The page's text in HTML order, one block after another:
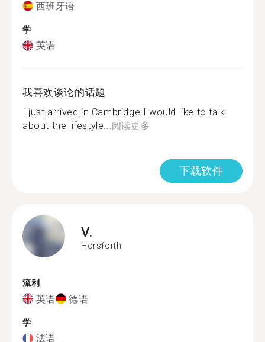
西班牙语
学
英语
我喜欢谈论的话题
I just arrived in Cambridge I would like to talk
about the lifestyle...阅读更多
下载软件
V.
Horsforth
流利
英语 德语
学
法语